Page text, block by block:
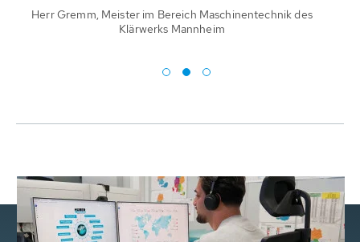
Herr Gremm, Meister im Bereich Maschinentechnik des
Klärwerks Mannheim